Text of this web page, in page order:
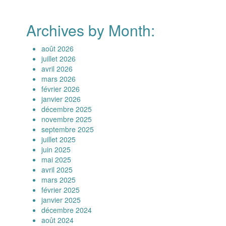
Archives by Month:
août 2026
juillet 2026
avril 2026
mars 2026
février 2026
janvier 2026
décembre 2025
novembre 2025
septembre 2025
juillet 2025
juin 2025
mai 2025
avril 2025
mars 2025
février 2025
janvier 2025
décembre 2024
août 2024